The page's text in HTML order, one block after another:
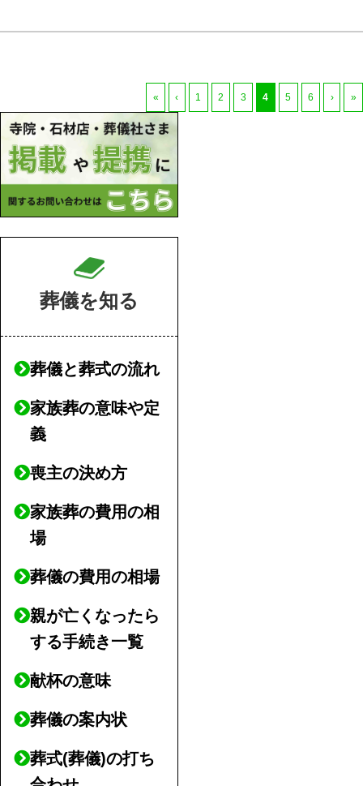
« ‹ 1 2 3 4 5 6 › »
葬儀を知る
葬儀と葬式の流れ
家族葬の意味や定
義
喪主の決め方
家族葬の費用の相
場
葬儀の費用の相場
親が亡くなったら
する手続き一覧
献杯の意味
葬儀の案内状
葬式(葬儀)の打ち